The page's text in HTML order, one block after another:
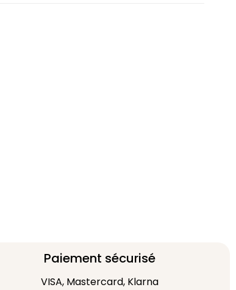
Paiement sécurisé
VISA, Mastercard, Klarna